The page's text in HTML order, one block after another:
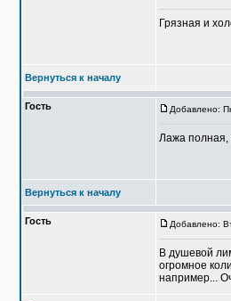
Грязная и
Вернуться к началу
Гость Добавлено:
Лажа полная,
Вернуться к началу
Гость Добавлено:
В душевой
огромное
например...